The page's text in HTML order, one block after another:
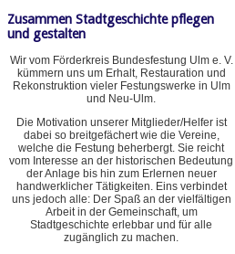
Zusammen Stadtgeschichte pflegen
und gestalten
Wir vom Förderkreis Bundesfestung Ulm e. V.
kümmern uns um Erhalt, Restauration und
Rekonstruktion vieler Festungswerke in Ulm
und Neu-Ulm.
Die Motivation unserer Mitglieder/Helfer ist
dabei so breitgefächert wie die Vereine,
welche die Festung beherbergt. Sie reicht
vom Interesse an der historischen Bedeutung
der Anlage bis hin zum Erlernen neuer
handwerklicher Tätigkeiten. Eins verbindet
uns jedoch alle: Der Spaß an der vielfältigen
Arbeit in der Gemeinschaft, um
Stadtgeschichte erlebbar und für alle
zugänglich zu machen.